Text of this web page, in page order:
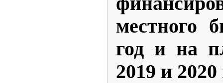
местного
год и на
2019 и 2020